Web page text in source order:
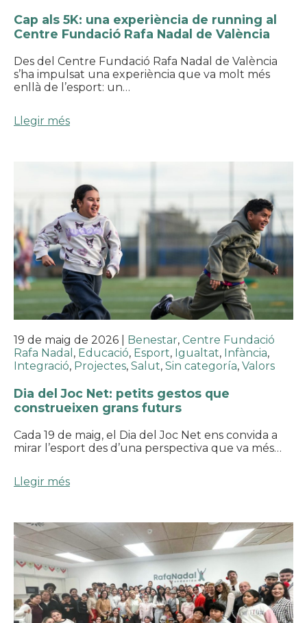
Cap als 5K: una experiència de running al
Centre Fundació Rafa Nadal de València
Des del Centre Fundació Rafa Nadal de València
s’ha impulsat una experiència que va molt més
enllà de l’esport: un…
Llegir més
19 de maig de 2026 Benestar, Centre Fundació
Rafa Nadal , Educació, Esport, Igualtat, Infància,
Integració, Projectes, Salut, Sin categoría, Valors
Dia del Joc Net: petits gestos que
construeixen grans futurs
Cada 19 de maig, el Dia del Joc Net ens convida a
mirar l’esport des d’una perspectiva que va més…
Llegir més